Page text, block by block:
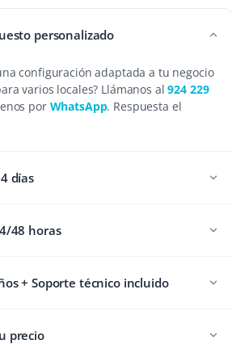
personalizado
configuración adaptada a tu negocio
varios locales? Llámanos al924 229
por WhatsApp. Respuesta el
días
48 horas
+ Soporte técnico incluido
precio